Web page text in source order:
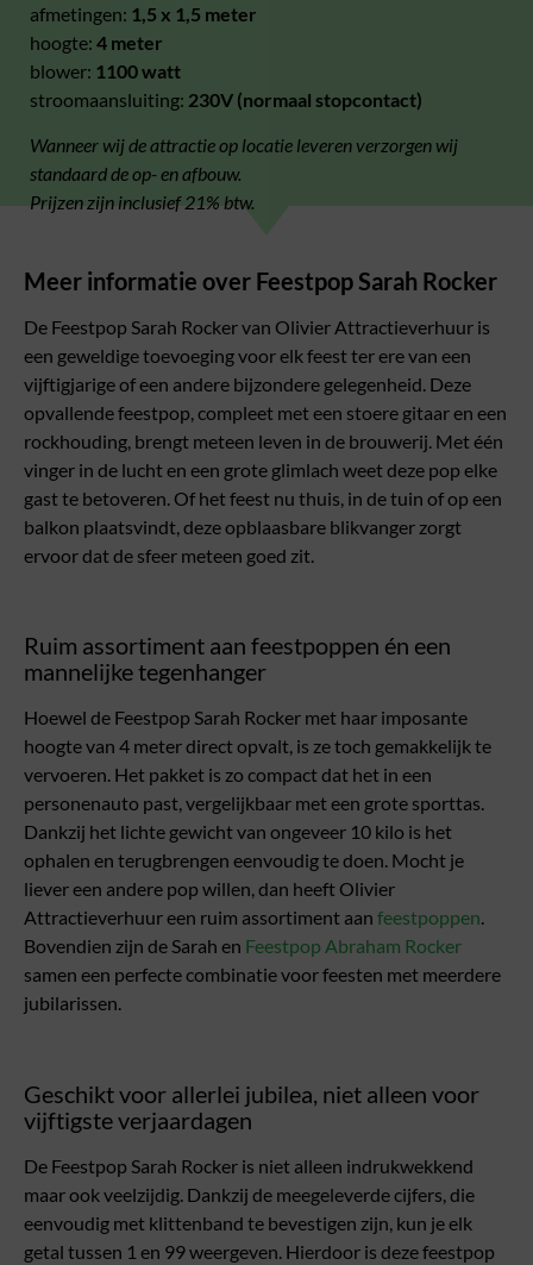
afmetingen: 1,5 x 1,5 meter
hoogte: 4 meter
blower: 1100 watt
stroomaansluiting: 230V (normaal stopcontact)
Wanneer wij de attractie op locatie leveren verzorgen wij
standaard de op- en afbouw.
Prijzen zijn inclusief 21% btw.
Meer informatie over Feestpop Sarah Rocker
De Feestpop Sarah Rocker van Olivier Attractieverhuur is
een geweldige toevoeging voor elk feest ter ere van een
vijftigjarige of een andere bijzondere gelegenheid. Deze
opvallende feestpop, compleet met een stoere gitaar en een
rockhouding, brengt meteen leven in de brouwerij. Met één
vinger in de lucht en een grote glimlach weet deze pop elke
gast te betoveren. Of het feest nu thuis, in de tuin of op een
balkon plaatsvindt, deze opblaasbare blikvanger zorgt
ervoor dat de sfeer meteen goed zit.
Ruim assortiment aan feestpoppen én een
mannelijke tegenhanger
Hoewel de Feestpop Sarah Rocker met haar imposante
hoogte van 4 meter direct opvalt, is ze toch gemakkelijk te
vervoeren. Het pakket is zo compact dat het in een
personenauto past, vergelijkbaar met een grote sporttas.
Dankzij het lichte gewicht van ongeveer 10 kilo is het
ophalen en terugbrengen eenvoudig te doen. Mocht je
liever een andere pop willen, dan heeft Olivier
Attractieverhuur een ruim assortiment aan feestpoppen.
Bovendien zijn de Sarah en Feestpop Abraham Rocker
samen een perfecte combinatie voor feesten met meerdere
jubilarissen.
Geschikt voor allerlei jubilea, niet alleen voor
vijftigste verjaardagen
De Feestpop Sarah Rocker is niet alleen indrukwekkend
maar ook veelzijdig. Dankzij de meegeleverde cijfers, die
eenvoudig met klittenband te bevestigen zijn, kun je elk
getal tussen 1 en 99 weergeven. Hierdoor is deze feestpop